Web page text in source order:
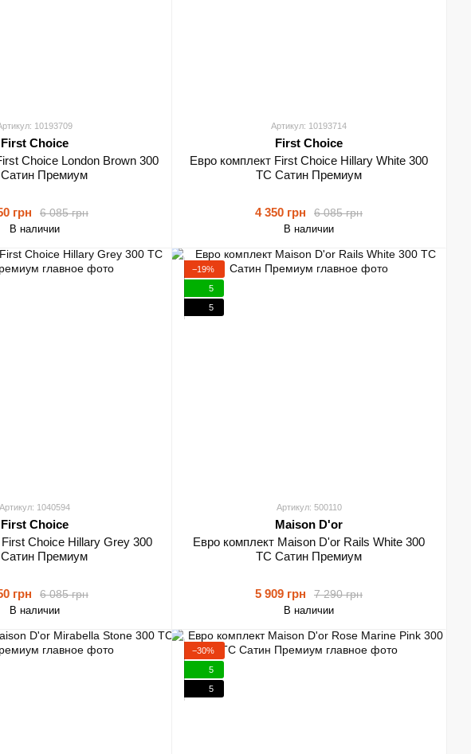
10193709
First Choice
Choice London Brown 300
Премиум
6 085 грн
грн
В наличии
Артикул: 10193714
First Choice
Евро комплект First Choice Hillary White 300
TC Сатин Премиум
6 085 грн
4 350 грн
В наличии
Артикул: 1040594
First Choice
Choice Hillary Grey 300
Премиум
6 085 грн
грн
В наличии
−19%
5
5
Артикул: 500110
Maison D'or
Евро комплект Maison D'or Rails White 300
TC Сатин Премиум
7 290 грн
5 909 грн
В наличии
−30%
5
5